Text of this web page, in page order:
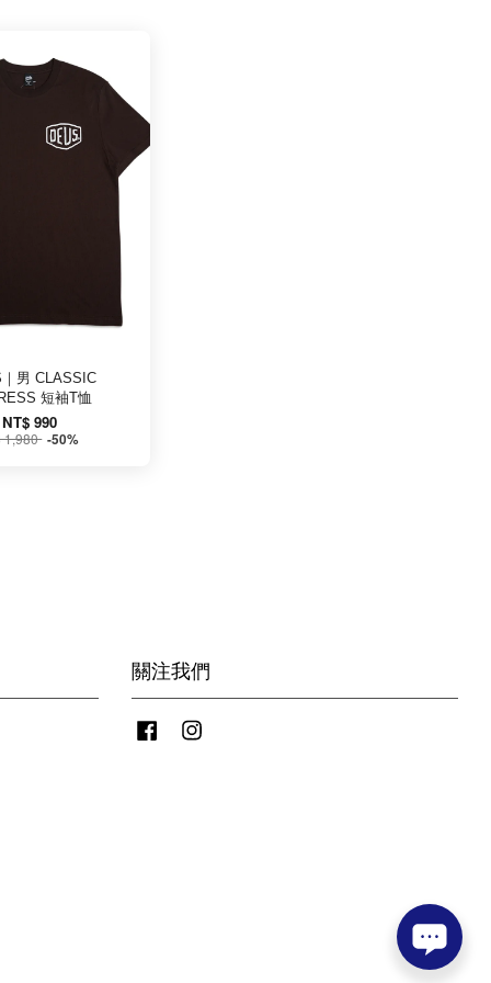
｜男 CLASSIC
短袖T恤
NT$ 990
1,980 -50%
關注我們
Facebook